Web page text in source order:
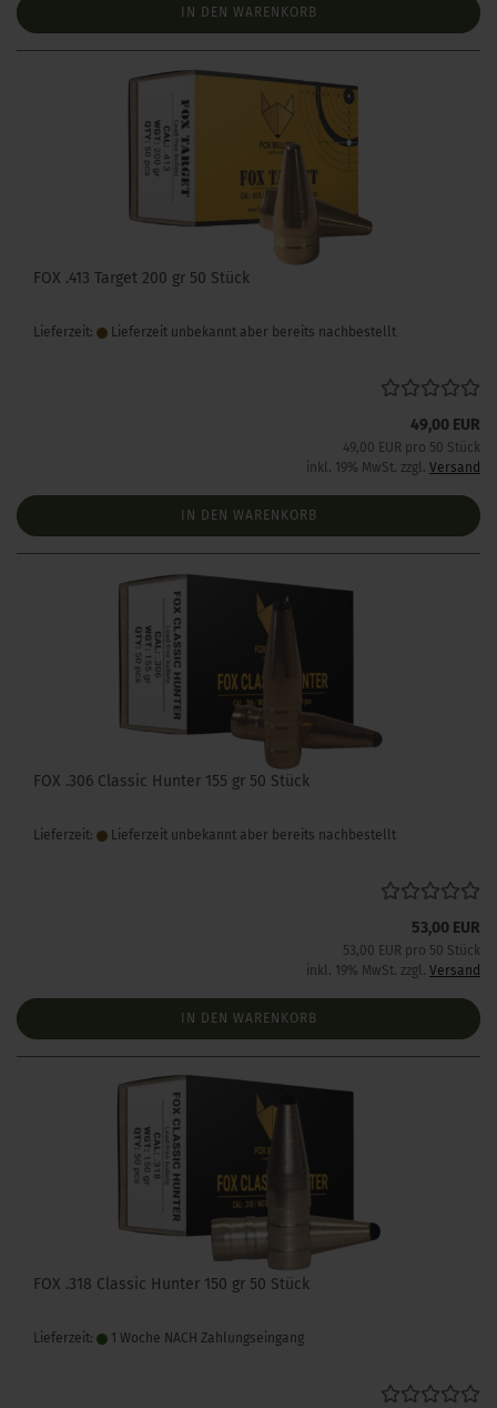
IN DEN WARENKORB
FOX .413 Target 200 gr 50 Stück
Lieferzeit: Lieferzeit unbekannt aber bereits nachbestellt
49,00 EUR
49,00 EUR pro 50 Stück
inkl. 19% MwSt. zzgl. Versand
IN DEN WARENKORB
FOX .306 Classic Hunter 155 gr 50 Stück
Lieferzeit: Lieferzeit unbekannt aber bereits nachbestellt
53,00 EUR
53,00 EUR pro 50 Stück
inkl. 19% MwSt. zzgl. Versand
IN DEN WARENKORB
FOX .318 Classic Hunter 150 gr 50 Stück
Lieferzeit: 1 Woche NACH Zahlungseingang